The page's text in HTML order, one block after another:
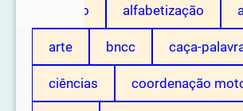
adição alfabetização
arte bncc caça-
ciências coordenação